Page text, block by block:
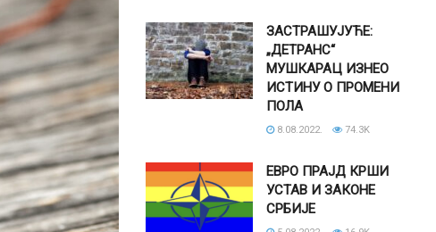
ЗАСТРАШУЈУЋЕ:
„ДЕТРАНС“
МУШКАРАЦ ИЗНЕО
ИСТИНУ О ПРОМЕНИ
ПОЛА
8.08.2022. 74.3K
ЕВРО ПРАЈД КРШИ
УСТАВ И ЗАКОНЕ
СРБИЈЕ